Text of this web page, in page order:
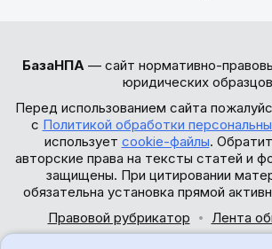
БазаНПА — сайт нормативно-
юридических
Перед использованием сайта
с Политикой обработки
использует cookie-файлы.
авторские права на тексты статей и
защищены. При цитировании
обязательна установка прямой
Правовой рубрикатор
Лента